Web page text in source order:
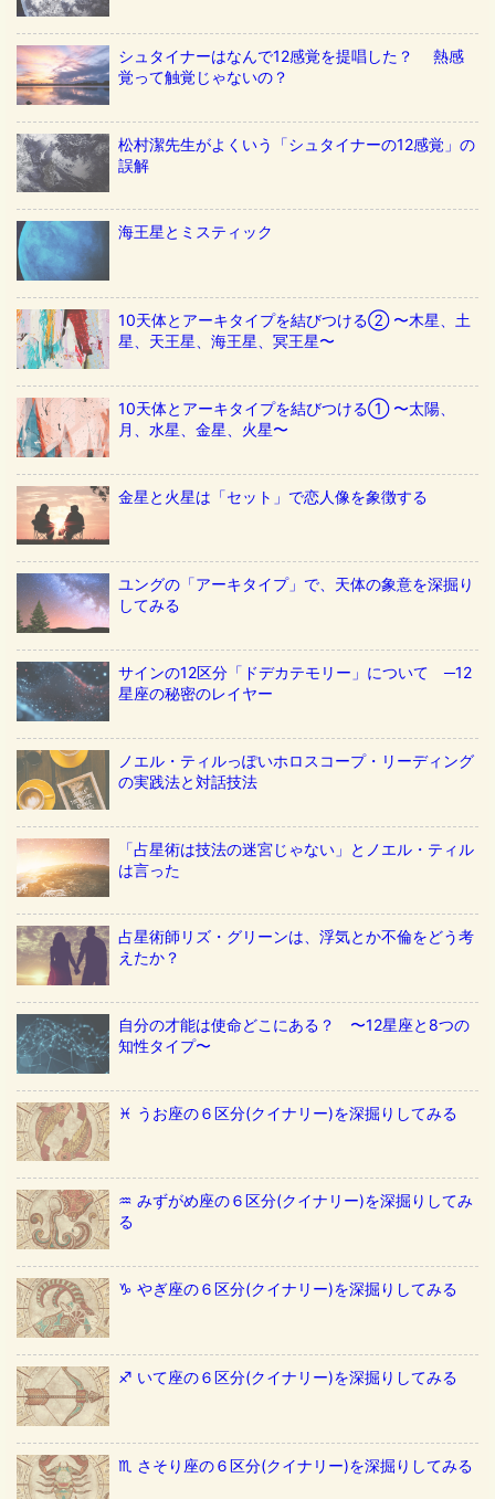
シュタイナーはなんで12感覚を提唱した？ 熱感
覚って触覚じゃないの？
松村潔先生がよくいう「シュタイナーの12感覚」の
誤解
海王星とミスティック
10天体とアーキタイプを結びつける② 〜木星、土
星、天王星、海王星、冥王星〜
10天体とアーキタイプを結びつける① 〜太陽、
月、水星、金星、火星〜
金星と火星は「セット」で恋人像を象徴する
ユングの「アーキタイプ」で、天体の象意を深掘り
してみる
サインの12区分「ドデカテモリー」について ─12
星座の秘密のレイヤー
ノエル・ティルっぽいホロスコープ・リーディング
の実践法と対話技法
「占星術は技法の迷宮じゃない」とノエル・ティル
は言った
占星術師リズ・グリーンは、浮気とか不倫をどう考
えたか？
自分の才能は使命どこにある？ 〜12星座と8つの
知性タイプ〜
♓️ うお座の６区分(クイナリー)を深掘りしてみる
♒️ みずがめ座の６区分(クイナリー)を深掘りしてみ
る
♑️ やぎ座の６区分(クイナリー)を深掘りしてみる
♐️ いて座の６区分(クイナリー)を深掘りしてみる
♏️ さそり座の６区分(クイナリー)を深掘りしてみる